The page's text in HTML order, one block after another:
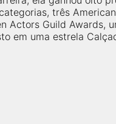
três
Actors Guild Awards,
em uma estrela